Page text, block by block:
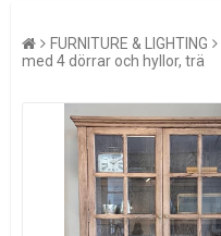
FURNITURE & LIGHTING
med 4 dörrar och hyllor, trä